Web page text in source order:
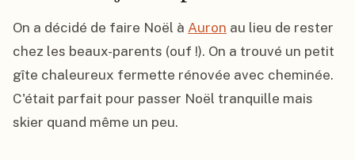
On a décidé de faire Noël à Auron au lieu de rester
chez les beaux-parents (ouf !). On a trouvé un petit
gîte chaleureux fermette rénovée avec cheminée.
C'était parfait pour passer Noël tranquille mais
skier quand même un peu.